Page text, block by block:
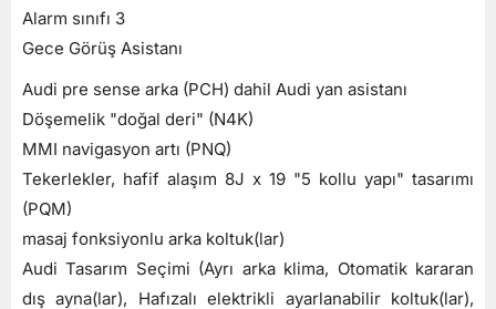
Alarm sınıfı 3
Gece Görüş Asistanı
Audi pre sense arka (PCH) dahil Audi yan asistanı
Döşemelik "doğal deri" (N4K)
MMI navigasyon artı (PNQ)
Tekerlekler, hafif alaşım 8J x 19 "5 kollu yapı" tasarımı
(PQM)
masaj fonksiyonlu arka koltuk(lar)
Audi Tasarım Seçimi (Ayrı arka klima, Otomatik kararan
dış ayna(lar), Hafızalı elektrikli ayarlanabilir koltuk(lar),